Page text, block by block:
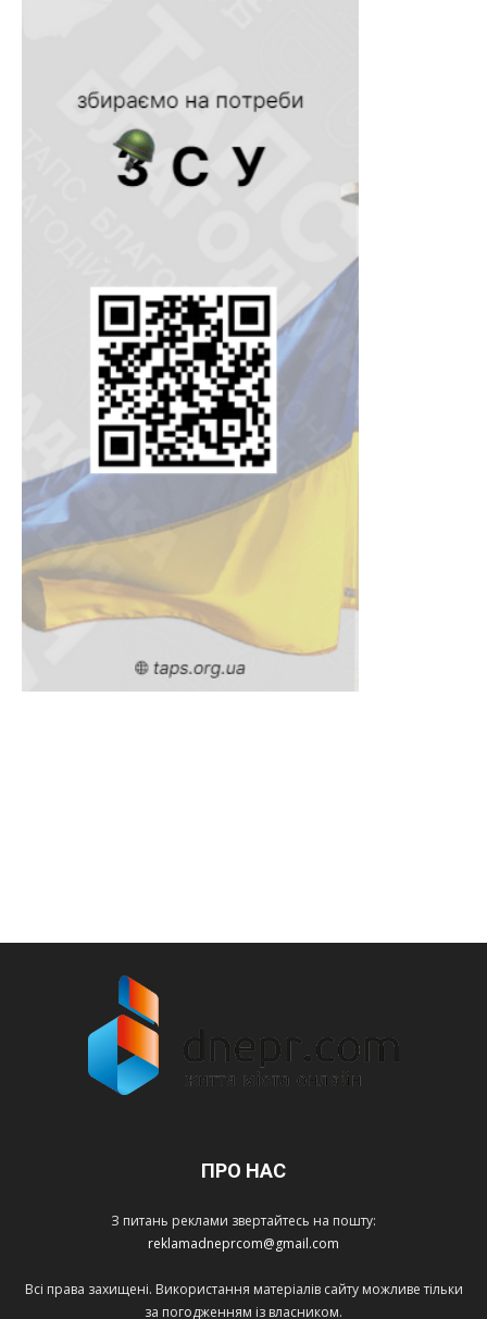
ПРО НАС
З питань реклами звертайтесь на пошту:
reklamadneprcom@gmail.com
Всі права захищені. Використання матеріалів сайту можливе тільки
за погодженням із власником.